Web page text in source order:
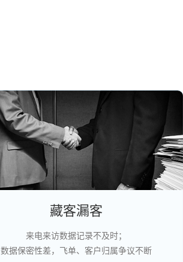
藏客漏客
来电来访数据记录不及时；
数据保密性差，飞单、客户归属争议不断